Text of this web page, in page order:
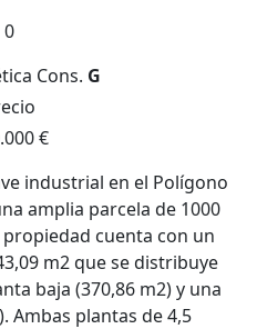
0
Cons. G
€
industrial en el Polígono
amplia parcela de 1000
cuenta con un
m2 que se distribuye
baja (370,86 m2) y una
Ambas plantas de 4,5